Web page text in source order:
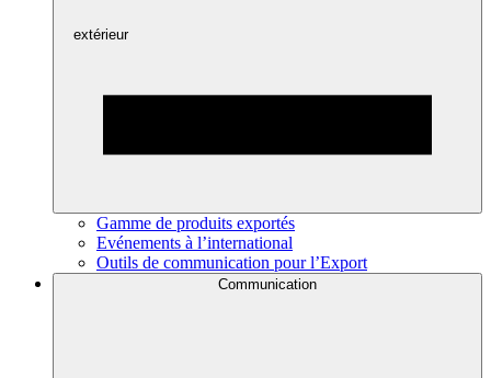
extérieur
Gamme de produits exportés
Evénements à l’international
Outils de communication pour l’Export
Communication